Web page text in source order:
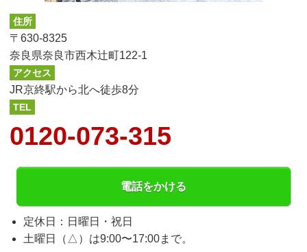
住所
〒630-8325
奈良県奈良市西木辻町122-1
アクセス
JR京終駅から北へ徒歩8分
TEL
0120-073-315
電話をかける
定休日：日曜日・祝日
土曜日（△）は9:00〜17:00まで。